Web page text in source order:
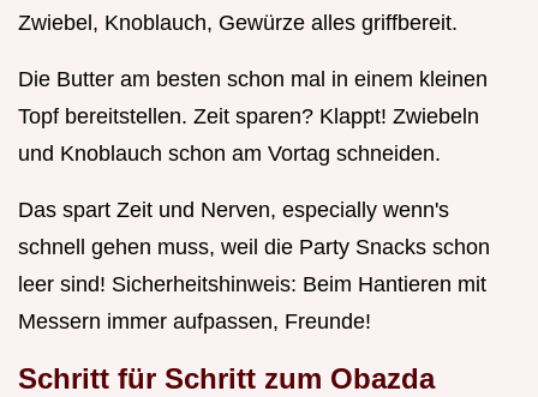
Zwiebel, Knoblauch, Gewürze alles griffbereit.
Die Butter am besten schon mal in einem kleinen
Topf bereitstellen. Zeit sparen? Klappt! Zwiebeln
und Knoblauch schon am Vortag schneiden.
Das spart Zeit und Nerven, especially wenn's
schnell gehen muss, weil die Party Snacks schon
leer sind! Sicherheitshinweis: Beim Hantieren mit
Messern immer aufpassen, Freunde!
Schritt für Schritt zum Obazda